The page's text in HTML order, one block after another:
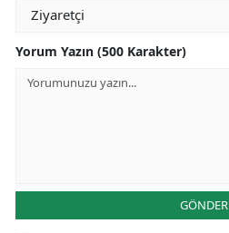
Yorum Yazın (500 Karakter)
GÖNDER